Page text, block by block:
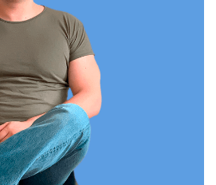
доступа по умолчанию, и
маска
,
ответ
с учетом